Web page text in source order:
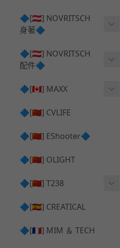
手持 裝備 ⧸ 偽裝
披肩 ⧸ Shoulder Piece
onie
AR ⧸ DMR 彈匣用
SMG ⧸ SSR90 彈匣用
腰包 ⧸ 萬用包
HPA 氣瓶袋 ⧸ 水袋包
手槍 彈匣用
🔷[🇦🇹] NOVRITSCH
身著🔷
闊邊帽 ⧸ Boonie Hat
戰術背心+前掛 ⧸ Plate Car
rier+Flap
tlebelt
護目鏡 ⧸ 除霧器
腰帶 ⧸ 腿掛
🔷[🇦🇹] NOVRITSCH
配件🔷
✅ 快拔槍套 ⧸ 槍背帶
✅ 槍架 ⧸ 訓練靶具 ⧸ 工具
🔷[🇨🇦] MAXX
AEG 活塞頭 ⧸ AEG Piston
HOP座 ⧸ HOP-UP
競速扳機 ⧸ Speed Trigger
彈匣釋放鈕 ⧸ Mag Releas
推嘴 ⧸ Nozzle
🔷[🇨🇳] CVLIFE
🔷[🇨🇳] EShooter🔷
🔷[🇨🇳] OLIGHT
🔷[🇨🇳] T238
電子扳機
發光器
🔷[🇪🇸] CREATICAL
🔷[🇫🇷] MIM ＆ TECH